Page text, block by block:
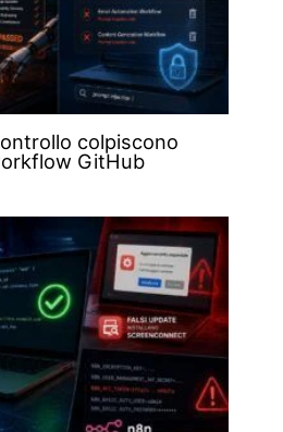
colpiscono
GitHub